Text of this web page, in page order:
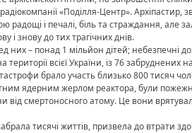
«Поділля-Центр». Архіпастир,
радощі і печалі, біль та страждання, але
знову до тих трагічних днів.
них – понад 1 мільйон дітей;
всієї України, із 76 забруднених
брало участь близько 800 тисяч
ядерним жерлом реактора, були
від смертоносного атому. Це вони
тисячі життів, призвела до втрати